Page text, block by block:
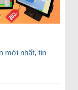
mới nhất, tin